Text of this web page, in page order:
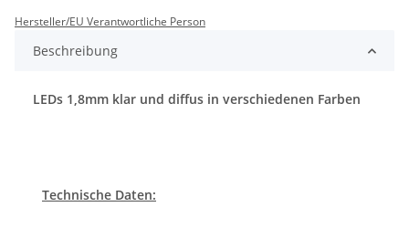
Hersteller/EU Verantwortliche Person
Beschreibung
LEDs 1,8mm klar und diffus in verschiedenen Farben
Technische Daten: